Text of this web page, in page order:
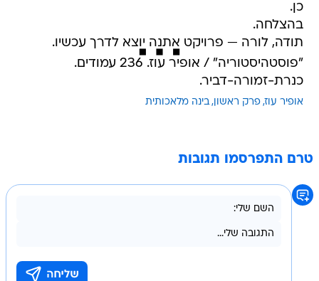
כן.
בהצלחה.
תודה, לורה — פרויקט אתנה יוצא לדרך עכשיו.
"פוסטהיסטוריה" / אופיר עוז. 236 עמודים.
כנרת-זמורה-דביר.
אופיר עוז פרק ראשון בינה מלאכותית
טרם התפרסמו תגובות